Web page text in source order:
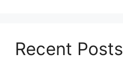
Recent Posts